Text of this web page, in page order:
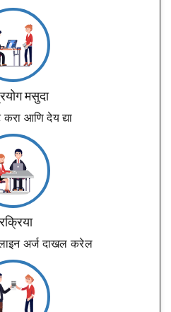
मसुदा
आणि देय द्या
अर्ज दाखल करेल